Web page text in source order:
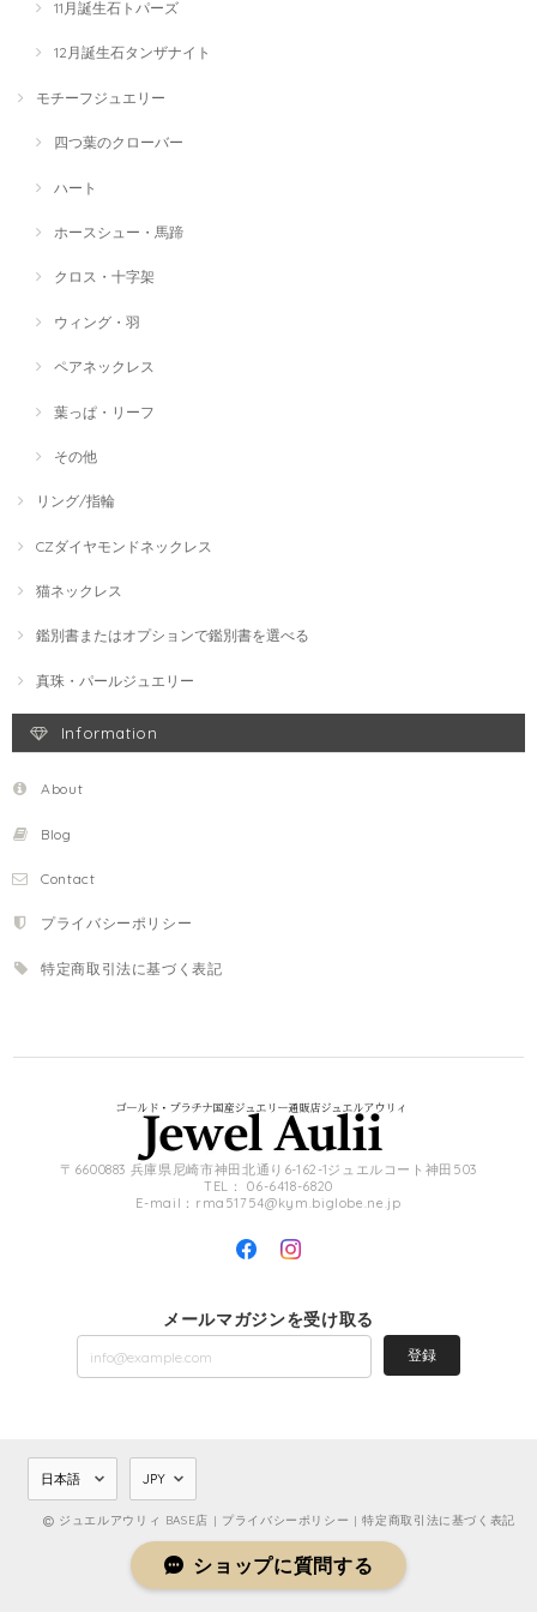
11月誕生石トパーズ
12月誕生石タンザナイト
モチーフジュエリー
四つ葉のクローバー
ハート
ホースシュー・馬蹄
クロス・十字架
ウィング・羽
ペアネックレス
葉っぱ・リーフ
その他
リング/指輪
CZダイヤモンドネックレス
猫ネックレス
鑑別書またはオプションで鑑別書を選べる
真珠・パールジュエリー
Information
About
Blog
Contact
プライバシーポリシー
特定商取引法に基づく表記
〒6600883 兵庫県尼崎市神田北通り6-162-1ジュエルコート神田503
TEL： 06-6418-6820
E-mail： rma51754@kym.biglobe.ne.jp
メールマガジンを受け取る
登録
ジュエルアウリィ BASE店 | プライバシーポリシー |特定商取引法に基づく表記
ショップに質問する